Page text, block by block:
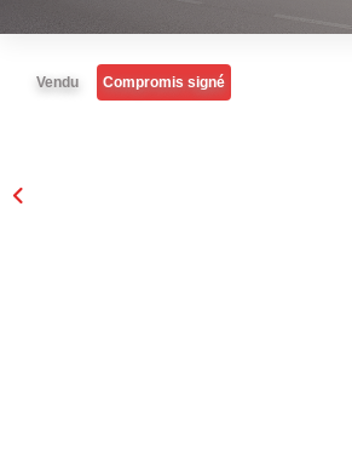
Laurent Immobilier Chalon-
Vendu Compromis signé